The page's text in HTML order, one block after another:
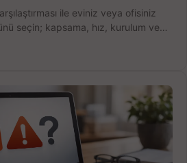
ile eviniz veya ofisiniz
seçin; kapsama, hız, kurulum ve